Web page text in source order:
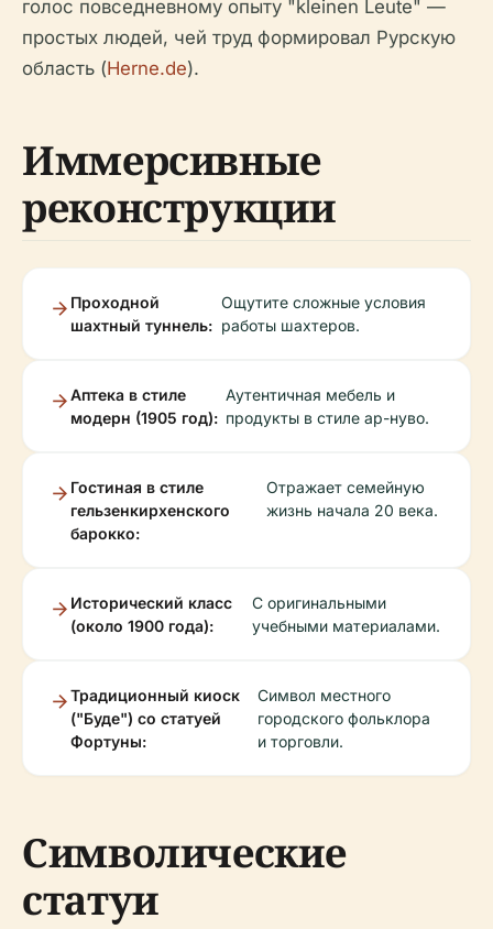
голос повседневному опыту "kleinen Leute" —
простых людей, чей труд формировал Рурскую
область (Herne.de).
Иммерсивные
реконструкции
Проходной
шахтный туннель:
Ощутите сложные условия
работы шахтеров.
Аптека в стиле
модерн (1905 год):
Аутентичная мебель и
продукты в стиле ар-нуво.
Гостиная в стиле
гельзенкирхенского
барокко:
Отражает семейную
жизнь начала 20 века.
Исторический класс
(около 1900 года):
С оригинальными
учебными материалами.
Традиционный киоск
("Буде") со статуей
Фортуны:
Символ местного
городского фольклора
и торговли.
Символические
статуи